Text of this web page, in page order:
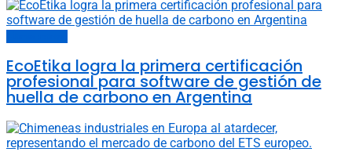
EcoEtika logra la primera certificación
profesional para software de gestión de
huella de carbono en Argentina